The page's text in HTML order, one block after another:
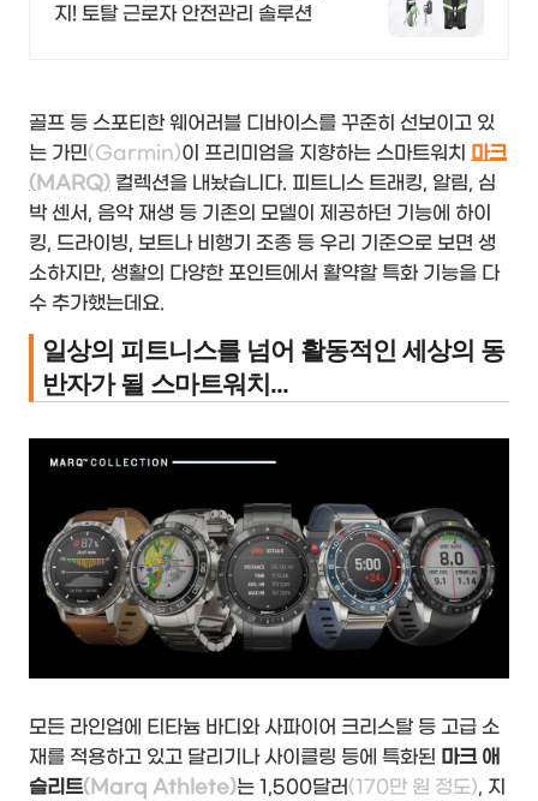
지! 토탈 근로자 안전관리 솔루션
골프 등 스포티한 웨어러블 디바이스를 꾸준히 선보이고 있
는 가민(Garmin)이 프리미엄을 지향하는 스마트워치 마크
(MARQ) 컬렉션을 내놨습니다. 피트니스 트래킹, 알림, 심
박 센서, 음악 재생 등 기존의 모델이 제공하던 기능에 하이
킹, 드라이빙, 보트나 비행기 조종 등 우리 기준으로 보면 생
소하지만, 생활의 다양한 포인트에서 활약할 특화 기능을 다
수 추가했는데요.
일상의 피트니스를 넘어 활동적인 세상의 동
반자가 될 스마트워치...
모든 라인업에 티타늄 바디와 사파이어 크리스탈 등 고급 소
재를 적용하고 있고 달리기나 사이클링 등에 특화된 마크 애
슬리트(Marq Athlete)는 1,500달러(170만 원 정도), 지